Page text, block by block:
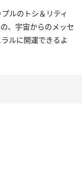
ルのトシ＆リティ
、宇宙からのメッセ
ルに開運できるよ